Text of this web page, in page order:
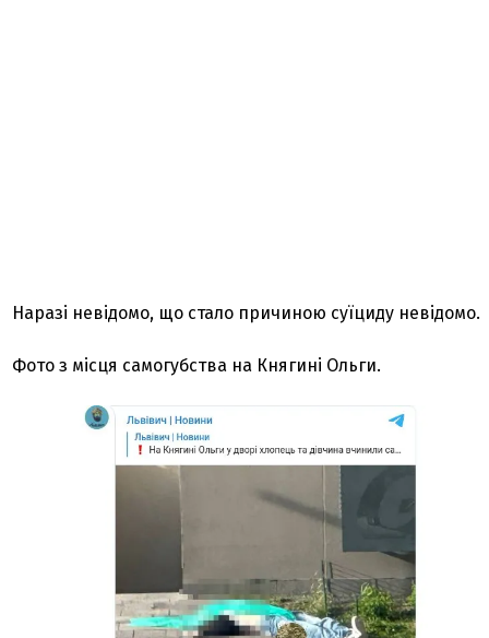
Наразі невідомо, що стало причиною суїциду невідомо.
Фото з місця самогубства на Княгині Ольги.